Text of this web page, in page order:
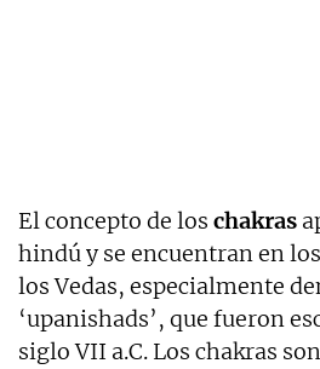
El concepto de los chakras
hindú y se encuentran en
los Vedas, especialmente
‘upanishads’, que fueron
siglo VII a.C. Los chakras